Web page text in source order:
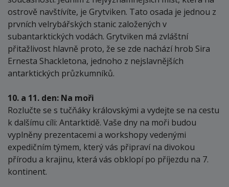
ostrově navštívíte, je Grytviken. Tato osada je jednou z
prvních velrybářských stanic založených v
subantarktických vodách. Grytviken má zvláštní
přitažlivost hlavně proto, že se zde nachází hrob Sira
Ernesta Shackletona, jednoho z nejslavnějších
antarktických průzkumníků.
10. a 11. den: Na moři
Rozlučte se s tučňáky královskými a vydejte se na cestu
k dalšímu cíli: Antarktidě. Vaše dny na moři budou
vyplněny prezentacemi a workshopy vedenými
expedičním týmem, který vás připraví na divokou
přírodu a krajinu, která vás obklopí po příjezdu na 7.
kontinent.